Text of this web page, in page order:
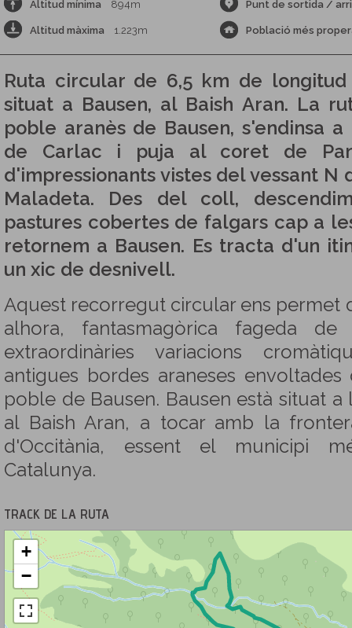
Altitud mínima 894m Punt de sortida /
Altitud màxima 1.223m Població més
Ruta circular de 6,5 km de
situat a Bausen, al Baish Aran. La
poble aranès de Bausen, s'endinsa
de Carlac i puja al coret de
d'impressionants vistes del vessant N
Maladeta. Des del coll,
pastures cobertes de falgars cap a
retornem a Bausen. Es tracta d'un
un xic de desnivell.
Aquest recorregut circular ens permet
alhora, fantasmagòrica fageda
extraordinàries variacions
antigues bordes araneses
poble de Bausen. Bausen està situat
al Baish Aran, a tocar amb la
d'Occitània, essent el municipi
Catalunya.
TRACK DE LA RUTA
+
−